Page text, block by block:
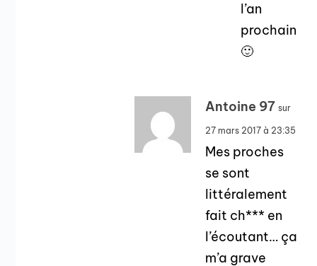
l’an
prochain
🙂
Antoine 97 sur
27 mars 2017 à 23:35
Mes proches
se sont
littéralement
fait ch*** en
l’écoutant… ça
m’a grave